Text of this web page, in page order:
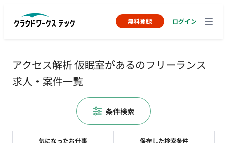
無料登録 ログイン
アクセス解析 仮眠室があるのフリーランス
求人・案件一覧
気になったお仕事 保存した検索条件
条件検索